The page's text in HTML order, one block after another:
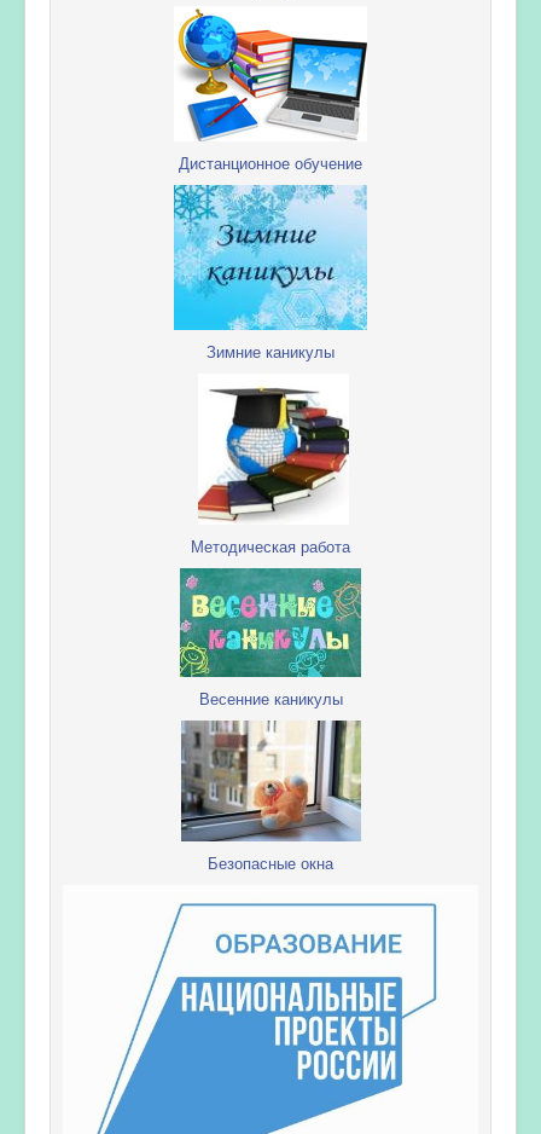
Дистанционное обучение
Зимние каникулы
Методическая работа
Весенние каникулы
Безопасные окна